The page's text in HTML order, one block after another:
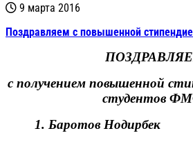
9 марта 2016
Поздравляем с повышенной
с получением повышенной
студентов
1. Баротов Нодирбек